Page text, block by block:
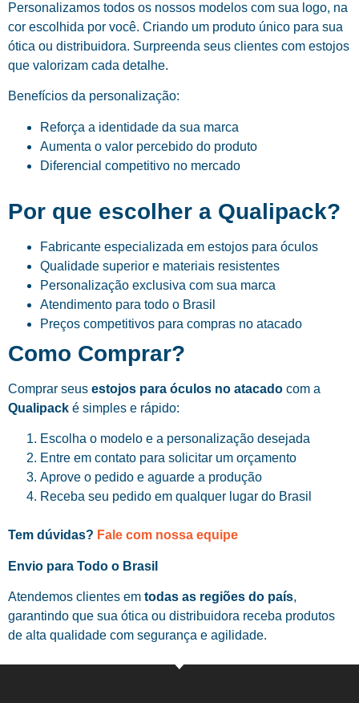
Personalizamos todos os nossos modelos com sua logo, na
cor escolhida por você. Criando um produto único para sua
ótica ou distribuidora. Surpreenda seus clientes com estojos
que valorizam cada detalhe.
Benefícios da personalização:
Reforça a identidade da sua marca
Aumenta o valor percebido do produto
Diferencial competitivo no mercado
Por que escolher a Qualipack?
Fabricante especializada em estojos para óculos
Qualidade superior e materiais resistentes
Personalização exclusiva com sua marca
Atendimento para todo o Brasil
Preços competitivos para compras no atacado
Como Comprar?
Comprar seus estojos para óculos no atacado com a
Qualipack é simples e rápido:
Escolha o modelo e a personalização desejada
Entre em contato para solicitar um orçamento
Aprove o pedido e aguarde a produção
Receba seu pedido em qualquer lugar do Brasil
Tem dúvidas? Fale com nossa equipe
Envio para Todo o Brasil
Atendemos clientes em todas as regiões do país,
garantindo que sua ótica ou distribuidora receba produtos
de alta qualidade com segurança e agilidade.